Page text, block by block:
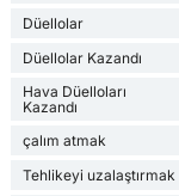
Düellolar
Düellolar Kazandı
Hava Düelloları
Kazandı
çalım atmak
Tehlikeyi uzalaştırmak